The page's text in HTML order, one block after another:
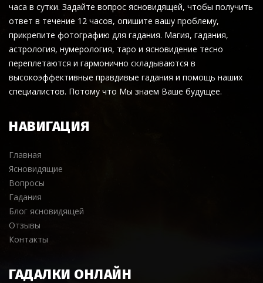
часа в сутки. Задайте вопрос ясновидящей, чтобы получить
ответ в течение 12 часов, опишите вашу проблему,
прикрепите фотографию для гадания. Магия, гадания,
астрология, нумерология, таро и ясновидение тесно
переплетаются и гармонично складываются в
высокоэффективные правдивые гадания и помощь наших
специалистов. Потому что Мы знаем Ваше будущее.
НАВИГАЦИЯ
Главная
Ясновидящие
Вопросы
Гадания
Блог ясновидящей
Отзывы
Контакты
ГАДАЛКИ ОНЛАЙН